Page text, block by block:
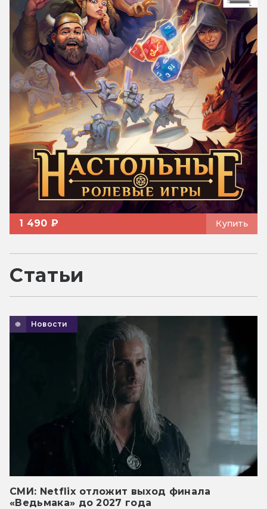
1 490 ₽ Купить
Статьи
Новости
СМИ: Netflix отложит выход финала
«Ведьмака» до 2027 года